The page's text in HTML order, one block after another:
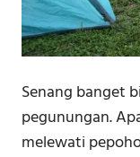
Senang banget
pegunungan.
melewati